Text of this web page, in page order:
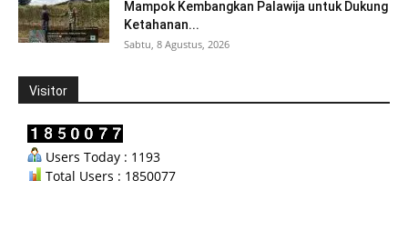
Mampok Kembangkan Palawija untuk Dukung
Ketahanan...
Sabtu, 8 Agustus, 2026
Visitor
Users Today : 1193
Total Users : 1850077